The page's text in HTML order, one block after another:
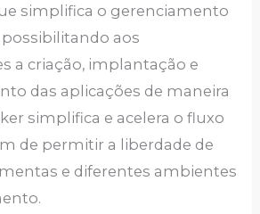
simplifica o gerenciamento
aos
a criação, implantação e
das aplicações de maneira
simplifica e acelera o fluxo
de permitir a liberdade de
e diferentes ambientes